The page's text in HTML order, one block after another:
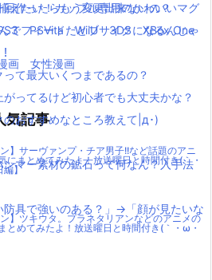
作ったらもう変更出来ないの？
でフィードだとブサイクになるんじゃ
って最大いくつまであるの？
がってるけど初心者でも大丈夫かな？
のおすすめなところ教えて|д･)
マー素材の鉱石って何なん？入手法
防具で強いのある？」→「顔が見たいな
えたい！カップル専用のかわいいマグ
PSVita WiiU 3DS
XBox One
画 女性漫画
気記事
ン】サーヴァンプ・チア男子!!など話題のアニ
にまとめてみたよ！放送曜日と時間付き(｀・
編】
ン】ツキウタ。プラネタリアンなどのアニメの
とめてみたよ！放送曜日と時間付き(｀・ω・